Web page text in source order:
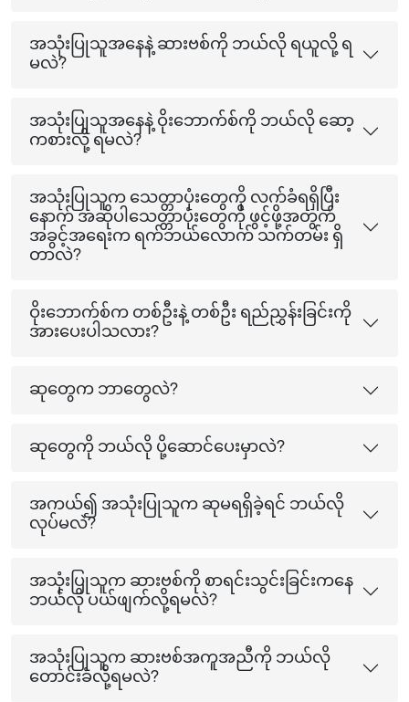
အသုံးပြုသူအနေနဲ့ ဆားဗစ်ကို ဘယ်လို ရယူလို့ ရ
မလဲ?
အသုံးပြုသူအနေနဲ့ ဝိုးဘောက်စ်ကို ဘယ်လို ဆော့
ကစားလို့ ရမလဲ?
အသုံးပြုသူက သေတ္တာပုံးတွေကို လက်ခံရရှိပြီး
နောက် အဆိုပါသေတ္တာပုံးတွေကို ဖွင့်ဖို့အတွက်
အခွင့်အရေးက ရက်ဘယ်လောက် သက်တမ်း ရှိ
တာလဲ?
ဝိုးဘောက်စ်က တစ်ဦးနဲ့ တစ်ဦး ရည်ညွှန်းခြင်းကို
အားပေးပါသလား?
ဆုတွေက ဘာတွေလဲ?
ဆုတွေကို ဘယ်လို ပို့ဆောင်ပေးမှာလဲ?
အကယ်၍ အသုံးပြုသူက ဆုမရရှိခဲ့ရင် ဘယ်လို
လုပ်မလဲ?
အသုံးပြုသူက ဆားဗစ်ကို စာရင်းသွင်းခြင်းကနေ
ဘယ်လို ပယ်ဖျက်လို့ရမလဲ?
အသုံးပြုသူက ဆားဗစ်အကူအညီကို ဘယ်လို
တောင်းခံလို့ရမလဲ?